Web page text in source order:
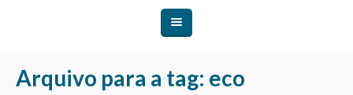
Arquivo para a tag: eco